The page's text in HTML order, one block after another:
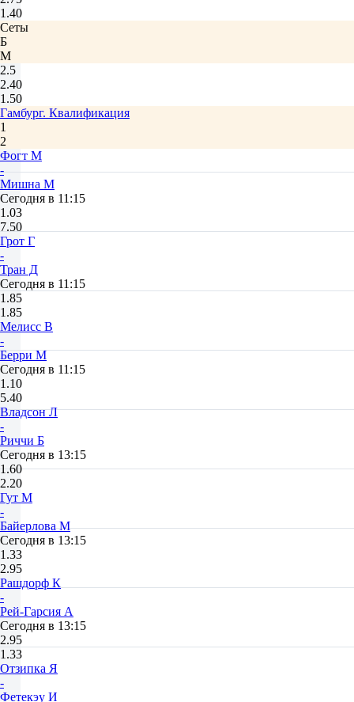
1.40
Сеты
Б
М
2.5
2.40
1.50
Гамбург. Квалификация
1
2
Фогт М
-
Мишна М
Сегодня в 11:15
1.03
7.50
Грот Г
-
Тран Д
Сегодня в 11:15
1.85
1.85
Мелисс В
-
Берри М
Сегодня в 11:15
1.10
5.40
Владсон Л
-
Риччи Б
Сегодня в 13:15
1.60
2.20
Гут М
-
Байерлова М
Сегодня в 13:15
1.33
2.95
Рашдорф К
-
Рей-Гарсия А
Сегодня в 13:15
2.95
1.33
Отзипка Я
-
Фетекэу И